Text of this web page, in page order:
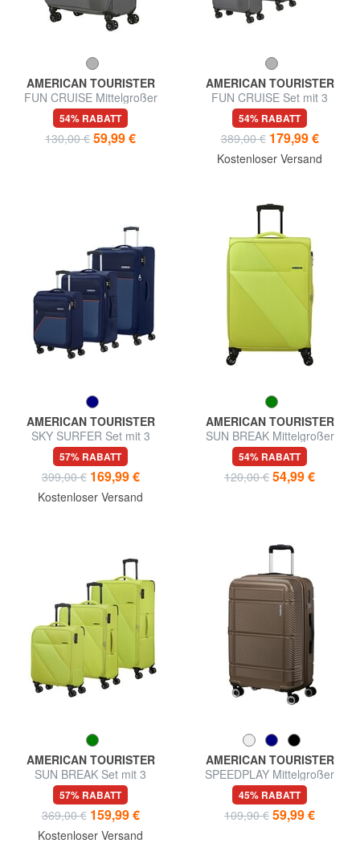
AMERICAN TOURISTER
FUN CRUISE Mittelgroßer
erweiterbarer Trolley
54% RABATT
130,00 € 59,99 €
AMERICAN TOURISTER
FUN CRUISE Set mit 3
Trolleys: Kabine+mittel, groß
exp
54% RABATT
389,00 € 179,99 €
Kostenloser Versand
AMERICAN TOURISTER
SKY SURFER Set mit 3
erweiterbaren Trolleys:
Kabine, mittel und groß
57% RABATT
399,00 € 169,99 €
Kostenloser Versand
AMERICAN TOURISTER
SUN BREAK Mittelgroßer
erweiterbarer Trolley
54% RABATT
120,00 € 54,99 €
AMERICAN TOURISTER
SUN BREAK Set mit 3
Trolleys: Kabine+mittel, groß
exp
57% RABATT
369,00 € 159,99 €
Kostenloser Versand
AMERICAN TOURISTER
SPEEDPLAY Mittelgroßer
Trolley
45% RABATT
109,90 € 59,99 €